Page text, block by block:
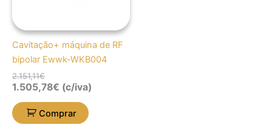
Cavitação+ máquina de RF
bipolar Ewwk-WKB004
2.151,11€
1.505,78€ (c/iva)
Comprar